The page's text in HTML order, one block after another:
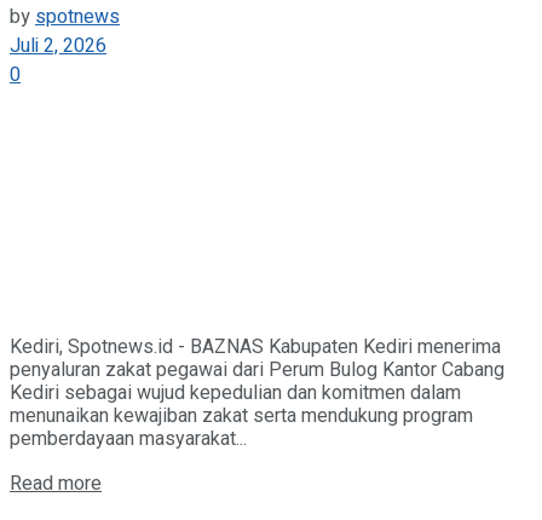
by spotnews
Juli 2, 2026
0
Kediri, Spotnews.id - BAZNAS Kabupaten Kediri menerima
penyaluran zakat pegawai dari Perum Bulog Kantor Cabang
Kediri sebagai wujud kepedulian dan komitmen dalam
menunaikan kewajiban zakat serta mendukung program
pemberdayaan masyarakat...
Read more